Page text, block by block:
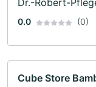
Dr.-Robert-
0.0 (0)
Cube Store